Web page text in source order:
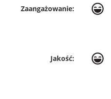
Zaangażowanie:
Jakość: